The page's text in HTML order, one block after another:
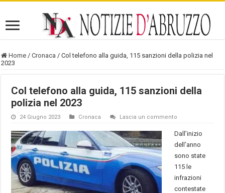
Home / Cronaca / Col telefono alla guida, 115 sanzioni della polizia nel
2023
Col telefono alla guida, 115 sanzioni della
polizia nel 2023
24 Giugno 2023 Cronaca Lascia un commento
Dall’inizio
dell’anno
sono state
115 le
infrazioni
contestate